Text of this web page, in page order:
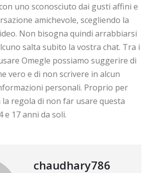
uno sconosciuto dai gusti affini e
amichevole, scegliendo la
Non bisogna quindi arrabbiarsi
salta subito la vostra chat. Tra i
Omegle possiamo suggerire di
vero e di non scrivere in alcun
personali. Proprio per
regola di non far usare questa
e 17 anni da soli.
chaudhary786